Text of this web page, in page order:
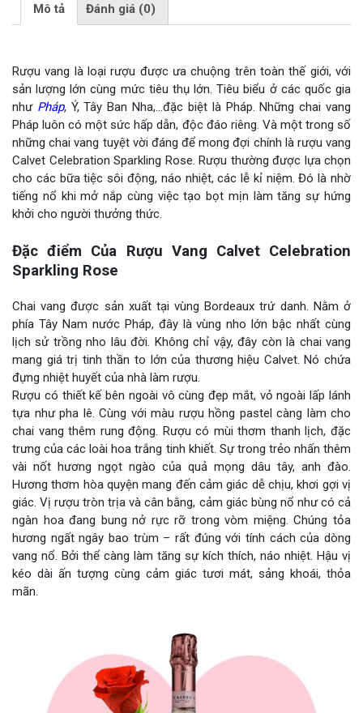
Mô tả Đánh giá (0)
Rượu vang là loại rượu được ưa chuộng trên toàn thế giới, với
sản lượng lớn cùng mức tiêu thụ lớn. Tiêu biểu ở các quốc gia
như Pháp, Ý, Tây Ban Nha,…đặc biệt là Pháp. Những chai vang
Pháp luôn có một sức hấp dẫn, độc đáo riêng. Và một trong số
những chai vang tuyệt vời đáng để mong đợi chính là rượu vang
Calvet Celebration Sparkling Rose. Rượu thường được lựa chọn
cho các bữa tiệc sôi động, náo nhiệt, các lễ kỉ niệm. Đó là nhờ
tiếng nổ khi mở nắp cùng việc tạo bọt mịn làm tăng sự hứng
khởi cho người thưởng thức.
Đặc điểm Của Rượu Vang Calvet Celebration
Sparkling Rose
Chai vang được sản xuất tại vùng Bordeaux trứ danh. Nằm ở
phía Tây Nam nước Pháp, đây là vùng nho lớn bậc nhất cùng
lịch sử trồng nho lâu đời. Không chỉ vậy, đây còn là chai vang
mang giá trị tinh thần to lớn của thương hiệu Calvet. Nó chứa
đựng nhiệt huyết của nhà làm rượu.
Rượu có thiết kế bên ngoài vô cùng đẹp mắt, vỏ ngoài lấp lánh
tựa như pha lê. Cùng với màu rượu hồng pastel càng làm cho
chai vang thêm rung động. Rượu có mùi thơm thanh lịch, đặc
trưng của các loài hoa trắng tinh khiết. Sự trong trẻo nhấn thêm
vài nốt hương ngọt ngào của quả mọng dâu tây, anh đào.
Hương thơm hòa quyện mang đến cảm giác dễ chịu, khơi gợi vị
giác. Vị rượu tròn trịa và cân bằng, cảm giác bùng nổ như có cả
ngàn hoa đang bung nở rực rỡ trong vòm miệng. Chúng tỏa
hương ngất ngây bao trùm – rất đúng với tính cách của dòng
vang nổ. Bởi thể càng làm tăng sự kích thích, náo nhiệt. Hậu vị
kéo dài ấn tượng cùng cảm giác tươi mát, sảng khoái, thỏa
mãn.